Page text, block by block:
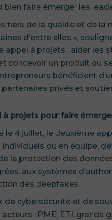
bien faire émerger les
fiers de la qualité et de
d’entre elles »,
appel à projets : aider les
concevoir un produit ou
bénéficient
privés et
à projets pour faire
le 4 juillet, le deuxième
individuels ou en équipe,
la protection des
aux systèmes
des deepfakes.
de cybersécurité et de
acteurs : PME, ETI,